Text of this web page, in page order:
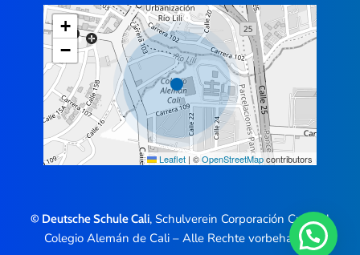
+
−
Leaflet | ©OpenStreetMapcontributors
© Deutsche Schule Cali, Schulverein Corporación Cultural
Colegio Alemán de Cali – Alle Rechte vorbehalten.